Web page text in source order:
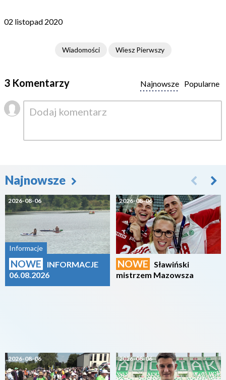
02 listopad 2020
Wiadomości Wiesz Pierwszy
3 Komentarzy Popularne
Najnowsze
Najnowsze
2026-08-06
Informacje
NOWE
INFORMACJE
06.08.2026
2026-08-06
2026-08-06
NOWE
Sławiński
mistrzem Mazowsza
2026-08-06